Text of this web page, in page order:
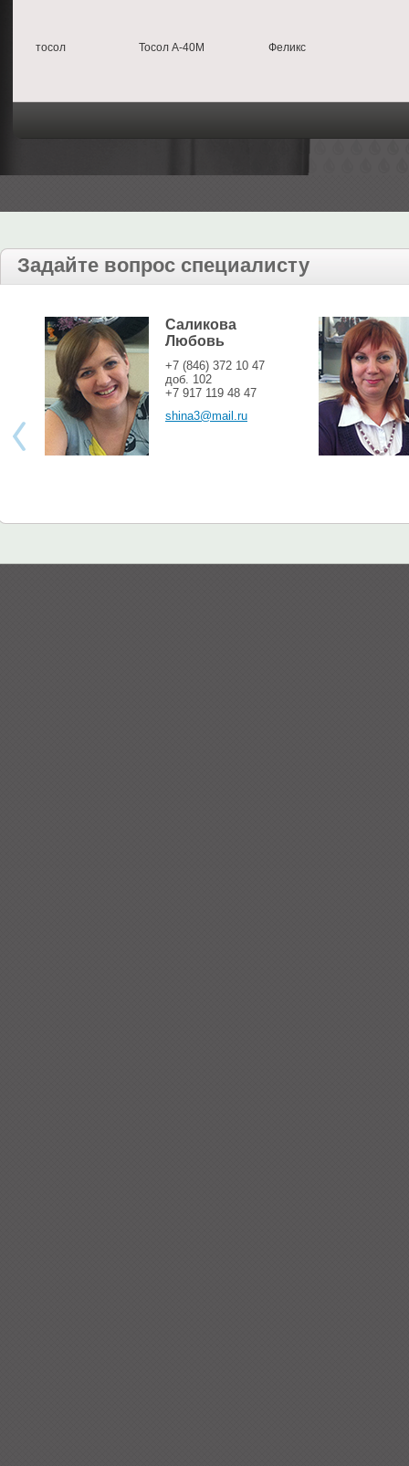
тосол Тосол А-40М Феликс
Задайте вопрос специалисту
Саликова
Любовь
+7 (846) 372 10 47
доб. 102
+7 917 119 48 47
shina3@mail.ru